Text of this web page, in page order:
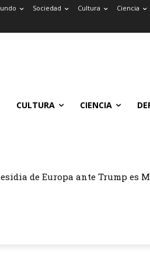
Sociedad Cultura Ciencia
CULTURA CIENCIA
de Europa ante Trump es